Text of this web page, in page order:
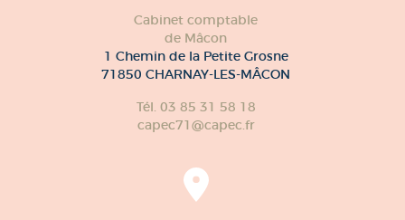
Cabinet comptable
de Mâcon
1 Chemin de la Petite Grosne
71850 CHARNAY-LES-MÂCON
Tél. 03 85 31 58 18
capec71@capec.fr